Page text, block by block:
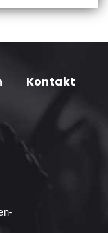
Kontakt